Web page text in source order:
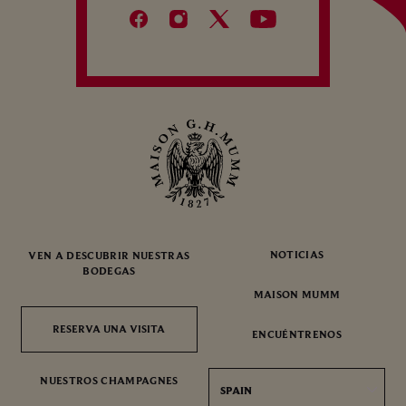
VEN A DESCUBRIR NUESTRAS
BODEGAS
RESERVA UNA VISITA
RESERVA UNA VISITA
NUESTROS CHAMPAGNES
NOTICIAS
MAISON MUMM
ENCUÉNTRENOS
SPAIN